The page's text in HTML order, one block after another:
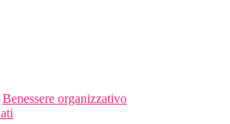
Benessere organizzativo